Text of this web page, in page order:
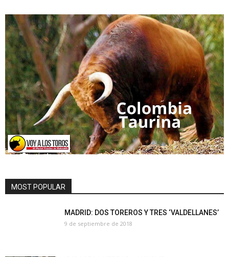
MOST POPULAR
MADRID: DOS TOREROS Y TRES ‘VALDELLANES’
9 de septiembre de 2018